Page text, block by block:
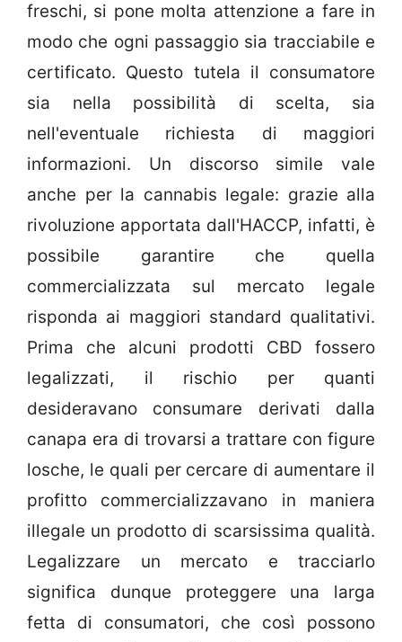
freschi, si pone molta attenzione a fare in
modo che ogni passaggio sia tracciabile e
certificato. Questo tutela il consumatore
sia nella possibilità di scelta, sia
nell'eventuale richiesta di maggiori
informazioni. Un discorso simile vale
anche per la cannabis legale: grazie alla
rivoluzione apportata dall'HACCP, infatti, è
possibile garantire che quella
commercializzata sul mercato legale
risponda ai maggiori standard qualitativi.
Prima che alcuni prodotti CBD fossero
legalizzati, il rischio per quanti
desideravano consumare derivati dalla
canapa era di trovarsi a trattare con figure
losche, le quali per cercare di aumentare il
profitto commercializzavano in maniera
illegale un prodotto di scarsissima qualità.
Legalizzare un mercato e tracciarlo
significa dunque proteggere una larga
fetta di consumatori, che così possono